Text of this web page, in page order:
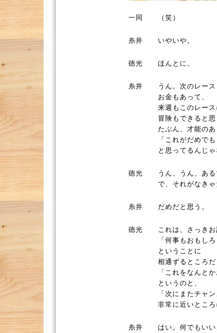
一同 （笑）
糸井 いやいや。
徳光 ほんとに。
糸井
うん。次のレー
お金もあって、
来週もこのレー
冒険もできると
たぶん、才能の
「これがだめで
と思ってるんじ
徳光
うん、うん、あ
で、それがなき
糸井 だめだと思う。
徳光
これは、さっき
「何事もおもし
ということに
相通ずるところ
「これをなんと
というのと、
「次にまたチャ
非常に近いとこ
糸井 はい。何でもい